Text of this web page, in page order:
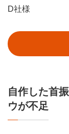
D社様
自作した首
ウが不足